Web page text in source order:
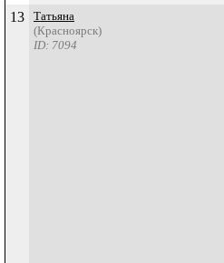
13
Татьяна
(Красноярск)
ID: 7094